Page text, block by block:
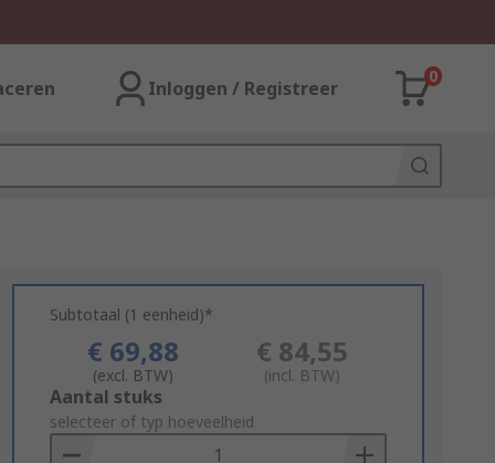
Inloggen / Registreer
0
Subtotaal (1 eenheid)*
€ 69,88
(excl. BTW)
€ 84,55
(incl. BTW)
Add
to
Basket
Aantal stuks
selecteer of typ hoeveelheid